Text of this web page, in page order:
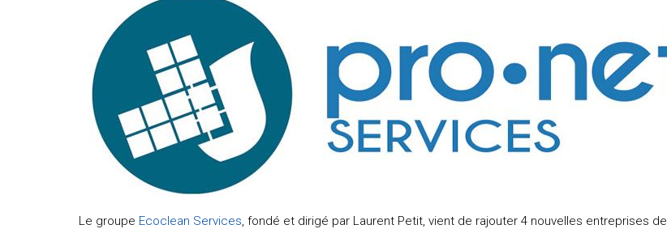
Le groupe Ecoclean Services, fondé et dirigé par Laurent Petit, vient de rajouter 4 nouvelles entreprises de